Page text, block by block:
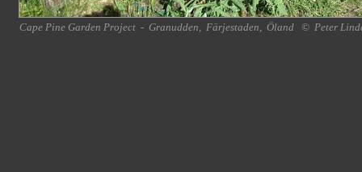
Cape Pine Garden Project - Granudden, Färjestaden, Öland © Peter